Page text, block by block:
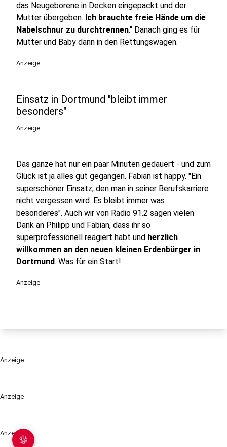
Anzeige
Anzeige
das Neugeborene in Decken eingepackt und der
Mutter übergeben. Ich brauchte freie Hände um die
Nabelschnur zu durchtrennen." Danach ging es für
Mutter und Baby dann in den Rettungswagen.
Anzeige
Einsatz in Dortmund "bleibt immer
besonders"
Anzeige
Das ganze hat nur ein paar Minuten gedauert - und zum
Glück ist ja alles gut gegangen. Fabian ist happy. "Ein
superschöner Einsatz, den man in seiner Berufskarriere
nicht vergessen wird. Es bleibt immer was
besonderes". Auch wir von Radio 91.2 sagen vielen
Dank an Philipp und Fabian, dass ihr so
superprofessionell reagiert habt und herzlich
willkommen an den neuen kleinen Erdenbürger in
Dortmund. Was für ein Start!
Anzeige
Anzeige